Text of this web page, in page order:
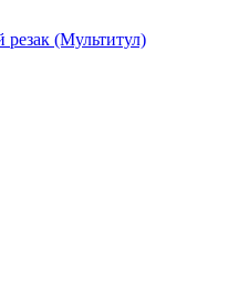
(Мультитул)